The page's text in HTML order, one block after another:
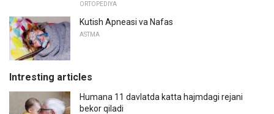
ORTOPEDIYA
Kutish Apneasi va Nafas
ASTMA
Intresting articles
Humana 11 davlatda katta hajmdagi rejani
bekor qiladi